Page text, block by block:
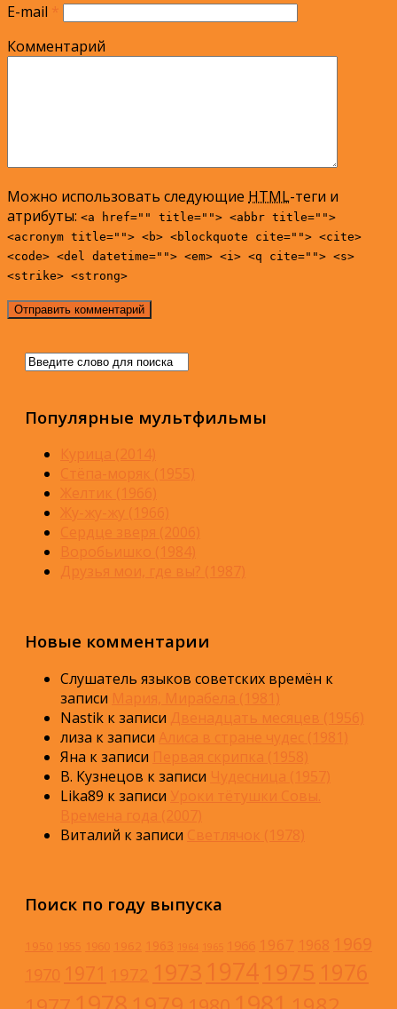
E-mail *
Комментарий
Можно использовать следующие HTML-теги и
атрибуты: <a href="" title=""> <abbr title="">
<acronym title=""> <b> <blockquote cite=""> <cite>
<code> <del datetime=""> <em> <i> <q cite=""> <s>
<strike> <strong>
Популярные мультфильмы
Курица (2014)
Стёпа-моряк (1955)
Желтик (1966)
Жу-жу-жу (1966)
Сердце зверя (2006)
Воробьишко (1984)
Друзья мои, где вы? (1987)
Новые комментарии
Слушатель языков советских времён к
записи Мария, Мирабела (1981)
Nastik к записи Двенадцать месяцев (1956)
лиза к записи Алиса в стране чудес (1981)
Яна к записи Первая скрипка (1958)
В. Кузнецов к записи Чудесница (1957)
Lika89 к записи Уроки тётушки Совы.
Времена года (2007)
Виталий к записи Светлячок (1978)
Поиск по году выпуска
1950 1955 1960 1962 1963 1964 1965 1966 1967 1968 1969
1970 1971 1972 1973 1974 1975 1976